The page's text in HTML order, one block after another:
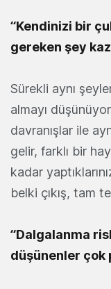
“Kendinizi bir
gereken şey
Sürekli aynı
almayı
davranışlar ile
gelir, farklı bir
kadar
belki çıkış, tam
“Dalgalanma
düşünenler çok